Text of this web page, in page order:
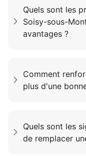
Quels sont les
Soisy-sous-
avantages ?
Comment
plus d'une
Quels sont les
de remplacer